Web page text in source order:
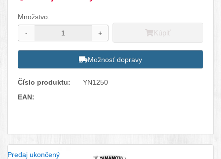
Množstvo:
- + Kúpiť
Možnosť dopravy
Číslo produktu:
YN1250
EAN:
Predaj ukončený